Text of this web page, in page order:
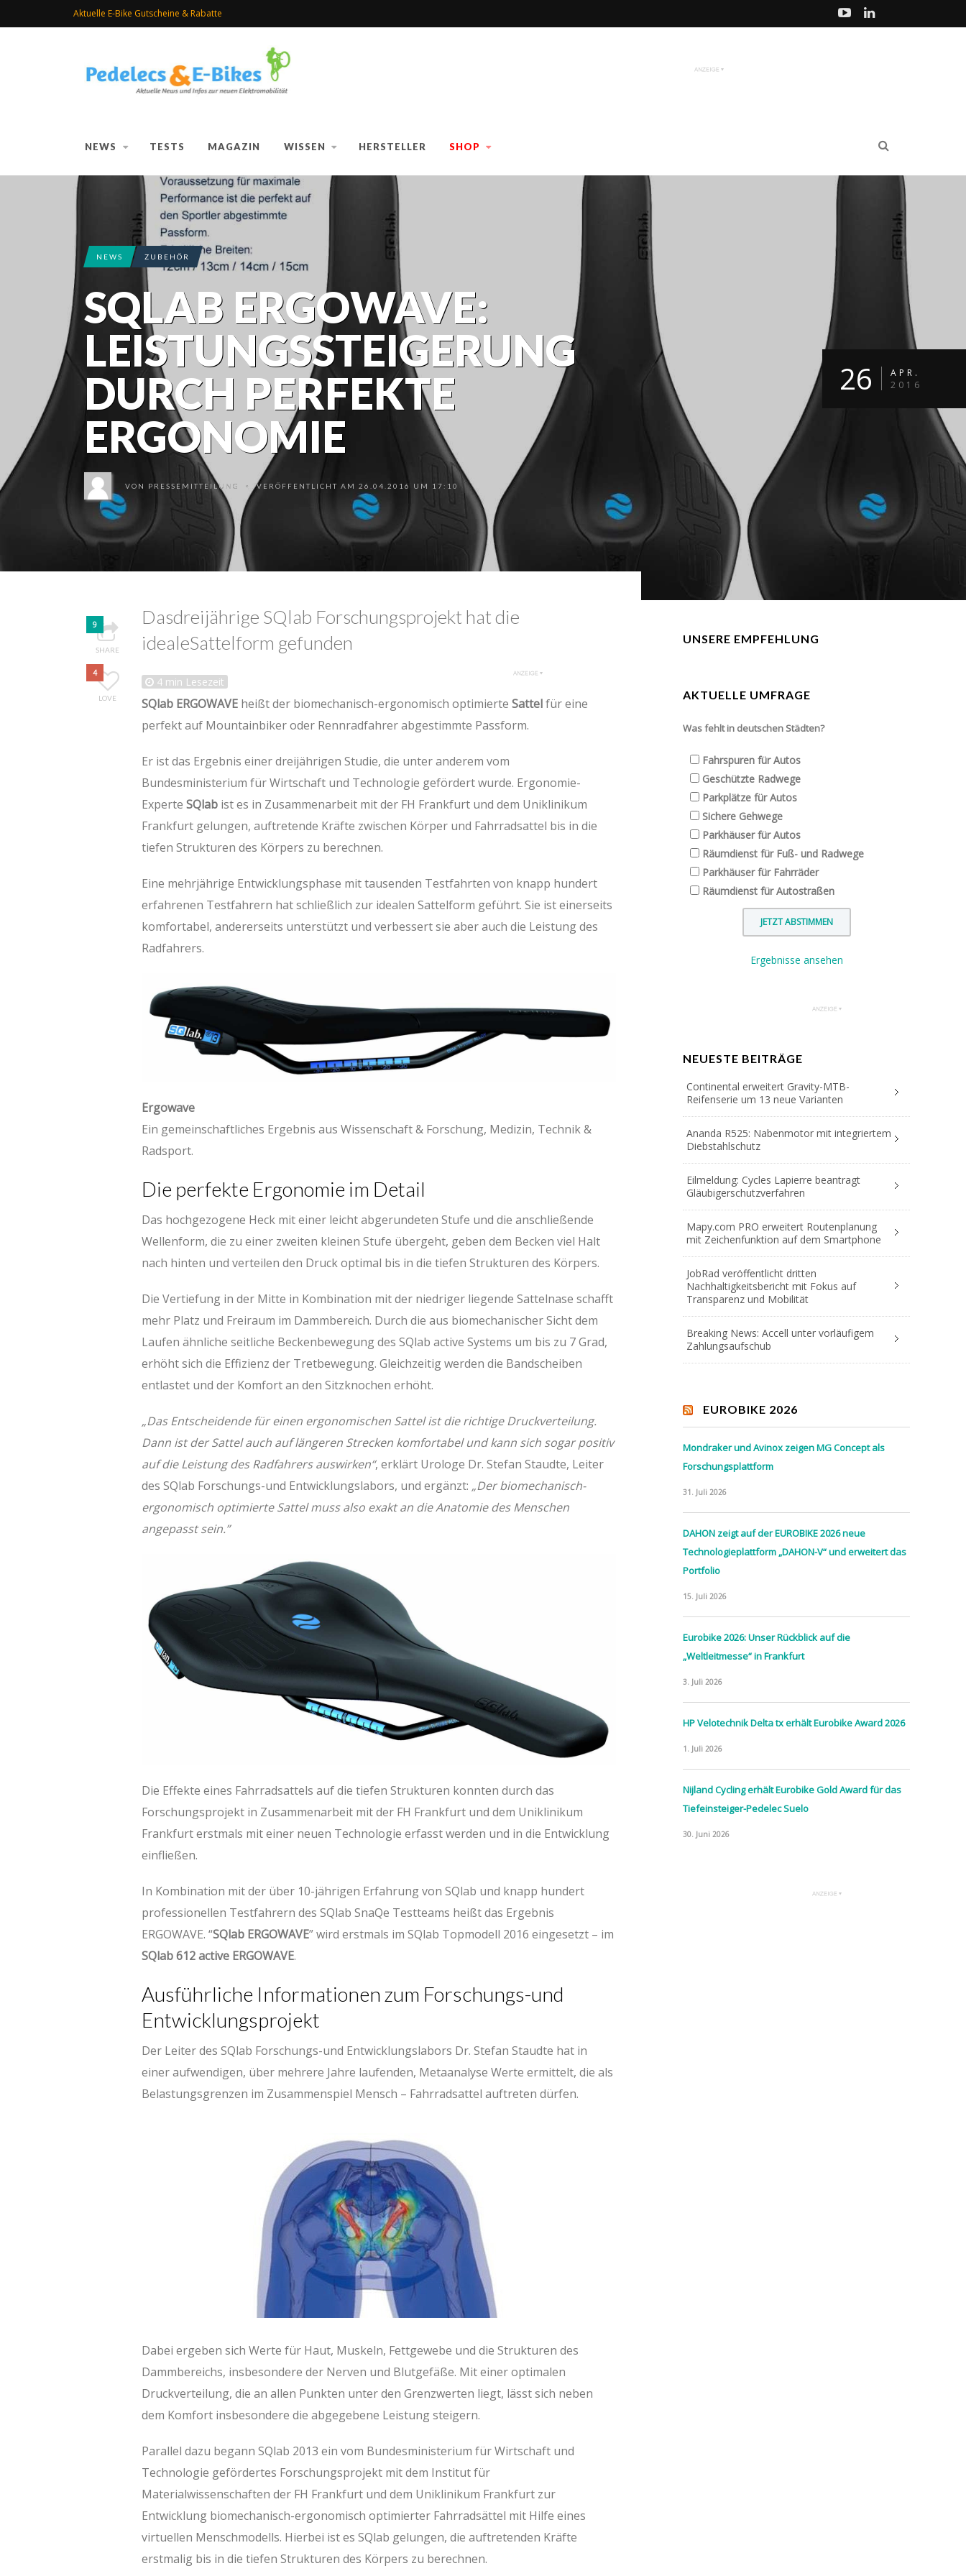
Aktuelle E-Bike Gutscheine & Rabatte
NEWS TESTS MAGAZIN WISSEN HERSTELLER SHOP
NEWS ZUBEHÖR
SQLAB ERGOWAVE:
LEISTUNGSSTEIGERUNG
DURCH PERFEKTE
ERGONOMIE
VON PRESSEMITTEILUNG • VERÖFFENTLICHT AM 26.04.2016 UM 17:10
26
APR.
2016
9
SHARE
4
LOVE
Dasdreijährige SQlab Forschungsprojekt hat die
idealeSattelform gefunden
4 min Lesezeit
SQlab ERGOWAVE heißt der biomechanisch-ergonomisch optimierte Sattelfür eine
perfekt auf Mountainbiker oder Rennradfahrer abgestimmte Passform.
Er ist das Ergebnis einer dreijährigen Studie, die unter anderem vom
Bundesministerium für Wirtschaft und Technologie gefördert wurde. Ergonomie-
Experte SQlab ist es in Zusammenarbeit mit der FH Frankfurt und dem Uniklinikum
Frankfurt gelungen, auftretende Kräfte zwischen Körper und Fahrradsattel bis in die
tiefen Strukturen des Körpers zu berechnen.
Eine mehrjährige Entwicklungsphase mit tausenden Testfahrten von knapp hundert
erfahrenen Testfahrern hat schließlich zur idealen Sattelform geführt. Sie ist einerseits
komfortabel, andererseits unterstützt und verbessert sie aber auch die Leistung des
Radfahrers.
Ergowave
Ein gemeinschaftliches Ergebnis aus Wissenschaft & Forschung, Medizin, Technik &
Radsport.
Die perfekte Ergonomie im Detail
Das hochgezogene Heck mit einer leicht abgerundeten Stufe und die anschließende
Wellenform, die zu einer zweiten kleinen Stufe übergeht, geben dem Becken viel Halt
nach hinten und verteilen den Druck optimal bis in die tiefen Strukturen des Körpers.
Die Vertiefung in der Mitte in Kombination mit der niedriger liegende Sattelnase schafft
mehr Platz und Freiraum im Dammbereich. Durch die aus biomechanischer Sicht dem
Laufen ähnliche seitliche Beckenbewegung des SQlab active Systems um bis zu 7 Grad,
erhöht sich die Effizienz der Tretbewegung. Gleichzeitig werden die Bandscheiben
entlastet und der Komfort an den Sitzknochen erhöht.
„Das Entscheidende für einen ergonomischen Sattel ist die richtige Druckverteilung.
Dann ist der Sattel auch auf längeren Strecken komfortabel und kann sich sogar positiv
auf die Leistung des Radfahrers auswirken“, erklärt Urologe Dr. Stefan Staudte, Leiter
des SQlab Forschungs-und Entwicklungslabors, und ergänzt: „Der biomechanisch-
ergonomisch optimierte Sattel muss also exakt an die Anatomie des Menschen
angepasst sein.”
Die Effekte eines Fahrradsattels auf die tiefen Strukturen konnten durch das
Forschungsprojekt in Zusammenarbeit mit der FH Frankfurt und dem Uniklinikum
Frankfurt erstmals mit einer neuen Technologie erfasst werden und in die Entwicklung
einfließen.
In Kombination mit der über 10-jährigen Erfahrung von SQlab und knapp hundert
professionellen Testfahrern des SQlab SnaQe Testteams heißt das Ergebnis
ERGOWAVE. “SQlab ERGOWAVE” wird erstmals im SQlab Topmodell 2016 eingesetzt – im
SQlab 612 active ERGOWAVE.
Ausführliche Informationen zum Forschungs-und
Entwicklungsprojekt
Der Leiter des SQlab Forschungs-und Entwicklungslabors Dr. Stefan Staudte hat in
einer aufwendigen, über mehrere Jahre laufenden, Metaanalyse Werte ermittelt, die als
Belastungsgrenzen im Zusammenspiel Mensch – Fahrradsattel auftreten dürfen.
Dabei ergeben sich Werte für Haut, Muskeln, Fettgewebe und die Strukturen des
Dammbereichs, insbesondere der Nerven und Blutgefäße. Mit einer optimalen
Druckverteilung, die an allen Punkten unter den Grenzwerten liegt, lässt sich neben
dem Komfort insbesondere die abgegebene Leistung steigern.
Parallel dazu begann SQlab 2013 ein vom Bundesministerium für Wirtschaft und
Technologie gefördertes Forschungsprojekt mit dem Institut für
Materialwissenschaften der FH Frankfurt und dem Uniklinikum Frankfurt zur
Entwicklung biomechanisch-ergonomisch optimierter Fahrradsättel mit Hilfe eines
virtuellen Menschmodells. Hierbei ist es SQlab gelungen, die auftretenden Kräfte
erstmalig bis in die tiefen Strukturen des Körpers zu berechnen.
UNSERE EMPFEHLUNG
AKTUELLE UMFRAGE
Was fehlt in deutschen Städten?
Fahrspuren für Autos
Geschützte Radwege
Parkplätze für Autos
Sichere Gehwege
Parkhäuser für Autos
Räumdienst für Fuß- und Radwege
Parkhäuser für Fahrräder
Räumdienst für Autostraßen
Ergebnisse ansehen
NEUESTE BEITRÄGE
Continental erweitert Gravity-MTB-
Reifenserie um 13 neue Varianten
Ananda R525: Nabenmotor mit integriertem
Diebstahlschutz
Eilmeldung: Cycles Lapierre beantragt
Gläubigerschutzverfahren
Mapy.com PRO erweitert Routenplanung
mit Zeichenfunktion auf dem Smartphone
JobRad veröffentlicht dritten
Nachhaltigkeitsbericht mit Fokus auf
Transparenz und Mobilität
Breaking News: Accell unter vorläufigem
Zahlungsaufschub
EUROBIKE 2026
Mondraker und Avinox zeigen MG Concept als
Forschungsplattform
31. Juli 2026
DAHON zeigt auf der EUROBIKE 2026 neue
Technologieplattform „DAHON-V“ und erweitert das
Portfolio
15. Juli 2026
Eurobike 2026: Unser Rückblick auf die
„Weltleitmesse“ in Frankfurt
3. Juli 2026
HP Velotechnik Delta tx erhält Eurobike Award 2026
1. Juli 2026
Nijland Cycling erhält Eurobike Gold Award für das
Tiefeinsteiger-Pedelec Suelo
30. Juni 2026